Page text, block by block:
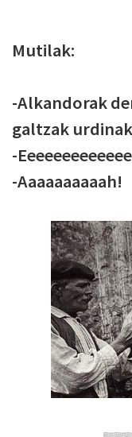
Mutilak:
-Alkandorak
galtzak
-
-Aaaaaaaaaah!